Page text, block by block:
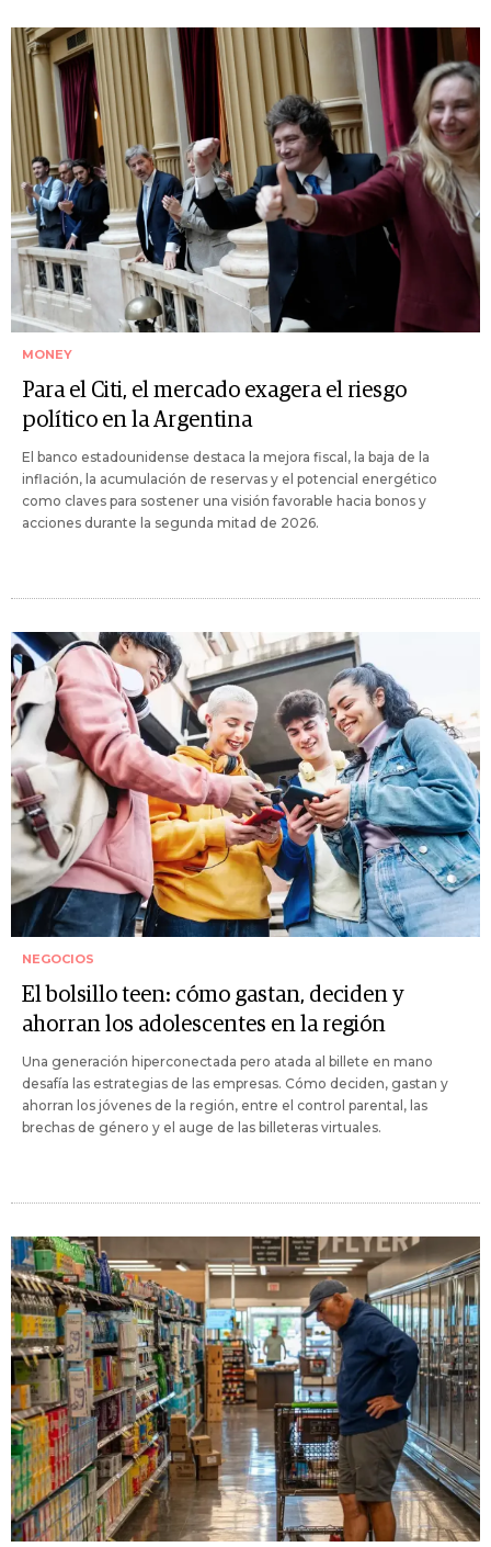
MONEY
Para el Citi, el mercado exagera el riesgo
político en la Argentina
El banco estadounidense destaca la mejora fiscal, la baja de la
inflación, la acumulación de reservas y el potencial energético
como claves para sostener una visión favorable hacia bonos y
acciones durante la segunda mitad de 2026.
NEGOCIOS
El bolsillo teen: cómo gastan, deciden y
ahorran los adolescentes en la región
Una generación hiperconectada pero atada al billete en mano
desafía las estrategias de las empresas. Cómo deciden, gastan y
ahorran los jóvenes de la región, entre el control parental, las
brechas de género y el auge de las billeteras virtuales.